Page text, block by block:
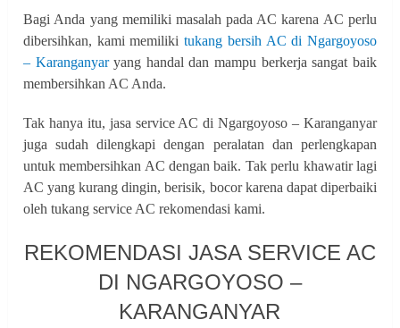
Bagi Anda yang memiliki masalah pada AC karena AC perlu
dibersihkan, kami memilikitukang bersih AC di Ngargoyoso
– Karanganyaryang handal dan mampu berkerja sangat baik
membersihkan AC Anda.
Tak hanya itu, jasa service AC di Ngargoyoso – Karanganyar
juga sudah dilengkapi dengan peralatan dan perlengkapan
untuk membersihkan AC dengan baik. Tak perlu khawatir lagi
AC yang kurang dingin, berisik, bocor karena dapat diperbaiki
oleh tukang service AC rekomendasi kami.
REKOMENDASI JASA SERVICE AC
DI NGARGOYOSO –
KARANGANYAR